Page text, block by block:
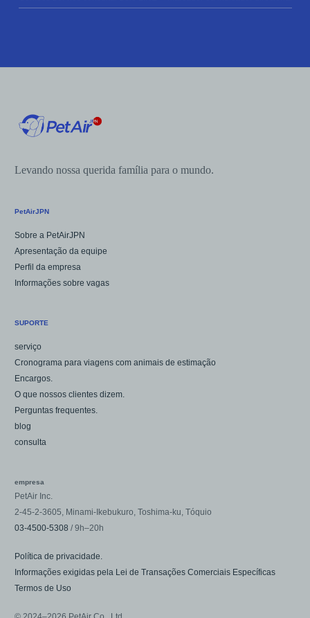
Levando nossa querida família para o mundo.
PetAirJPN
Sobre a PetAirJPN
Apresentação da equipe
Perfil da empresa
Informações sobre vagas
SUPORTE
serviço
Cronograma para viagens com animais de estimação
Encargos.
O que nossos clientes dizem.
Perguntas frequentes.
blog
consulta
empresa
PetAir Inc.
2-45-2-3605, Minami-Ikebukuro, Toshima-ku, Tóquio
03-4500-5308 / 9h–20h
Política de privacidade.
Informações exigidas pela Lei de Transações Comerciais Específicas
Termos de Uso